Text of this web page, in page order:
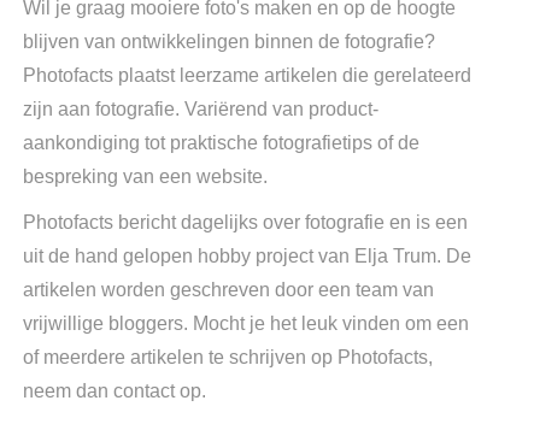
Wil je graag mooiere foto's maken en op de hoogte
blijven van ontwikkelingen binnen de fotografie?
Photofacts plaatst leerzame artikelen die gerelateerd
zijn aan fotografie. Variërend van product-
aankondiging tot praktische fotografietips of de
bespreking van een website.
Photofacts bericht dagelijks over fotografie en is een
uit de hand gelopen hobby project van Elja Trum. De
artikelen worden geschreven door een team van
vrijwillige bloggers. Mocht je het leuk vinden om een
of meerdere artikelen te schrijven op Photofacts,
neem dan contact op.